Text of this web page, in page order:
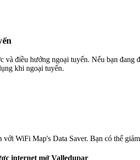
và điều hướng ngoại tuyến. Nếu bạn
khi ngoại tuyến.
WiFi Map's Data Saver. Bạn có thể
internet mở Valledupar